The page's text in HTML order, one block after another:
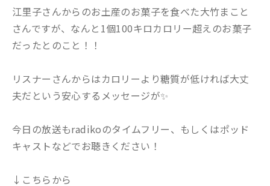
江里子さんからのお土産のお菓子を食べた大竹まこと
さんですが、なんと1個100キロカロリー超えのお菓子
だったとのこと！！
リスナーさんからはカロリーより糖質が低ければ大丈
夫だという安心するメッセージが✨
今日の放送もradikoのタイムフリー、もしくはポッド
キャストなどでお聴きください！
↓こちらから